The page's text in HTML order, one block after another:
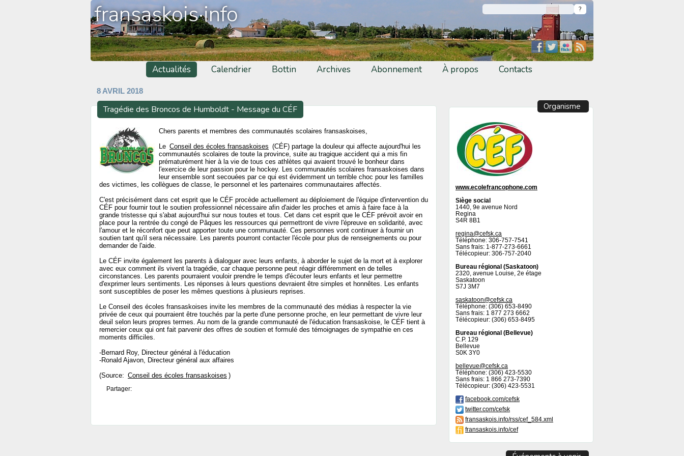
fransaskois·info
Actualités Calendrier Bottin Archives Abonnement À propos Contacts
8 AVRIL 2018
Tragédie des Broncos de Humboldt - Message du CÉF
Chers parents et membres des communautés scolaires fransaskoises,
Le Conseil des écoles fransaskoises (CÉF) partage la douleur qui affecte aujourd'hui les
communautés scolaires de toute la province, suite au tragique accident qui a mis fin
prématurément hier à la vie de tous ces athlètes qui avaient trouvé le bonheur dans
l'exercice de leur passion pour le hockey. Les communautés scolaires fransaskoises dans
leur ensemble sont secouées par ce qui est évidemment un terrible choc pour les familles
des victimes, les collègues de classe, le personnel et les partenaires communautaires affectés.
C'est précisément dans cet esprit que le CÉF procède actuellement au déploiement de l'équipe d'intervention du
CÉF pour fournir tout le soutien professionnel nécessaire afin d'aider les proches et amis à faire face à la
grande tristesse qui s'abat aujourd'hui sur nous toutes et tous. Cet dans cet esprit que le CÉF prévoit avoir en
place pour la rentrée du congé de Pâques les ressources qui permettront de vivre l'épreuve en solidarité, avec
l'amour et le réconfort que peut apporter toute une communauté. Ces personnes vont continuer à fournir un
soutien tant qu'il sera nécessaire. Les parents pourront contacter l'école pour plus de renseignements ou pour
demander de l'aide.
Le CÉF invite également les parents à dialoguer avec leurs enfants, à aborder le sujet de la mort et à explorer
avec eux comment ils vivent la tragédie, car chaque personne peut réagir différemment en de telles
circonstances. Les parents pourraient vouloir prendre le temps d'écouter leurs enfants et leur permettre
d'exprimer leurs sentiments. Les réponses à leurs questions devraient être simples et honnêtes. Les enfants
sont susceptibles de poser les mêmes questions à plusieurs reprises.
Le Conseil des écoles fransaskoises invite les membres de la communauté des médias à respecter la vie
privée de ceux qui pourraient être touchés par la perte d'une personne proche, en leur permettant de vivre leur
deuil selon leurs propres termes. Au nom de la grande communauté de l'éducation fransaskoise, le CÉF tient à
remercier ceux qui ont fait parvenir des offres de soutien et formulé des témoignages de sympathie en ces
moments difficiles.
-Bernard Roy, Directeur général à l'éducation
-Ronald Ajavon, Directeur général aux affaires
(Source: Conseil des écoles fransaskoises )
Partager:
Organisme
www.ecolefrancophone.com
Siège social
1440, 9e avenue Nord
Regina
S4R 8B1
regina@cefsk.ca
Téléphone: 306-757-7541
Sans frais: 1-877-273-6661
Télécopieur: 306-757-2040
Bureau régional (Saskatoon)
2320, avenue Louise, 2e étage
Saskatoon
S7J 3M7
saskatoon@cefsk.ca
Téléphone: (306) 653-8490
Sans frais: 1 877 273 6662
Télécopieur: (306) 653-8495
Bureau régional (Bellevue)
C.P. 129
Bellevue
S0K 3Y0
bellevue@cefsk.ca
Téléphone: (306) 423-5530
Sans frais: 1 866 273-7390
Télécopieur: (306) 423-5531
facebook.com/cefsk
twitter.com/cefsk
fransaskois.info/rss/cef_584.xml
fransaskois.info/cef